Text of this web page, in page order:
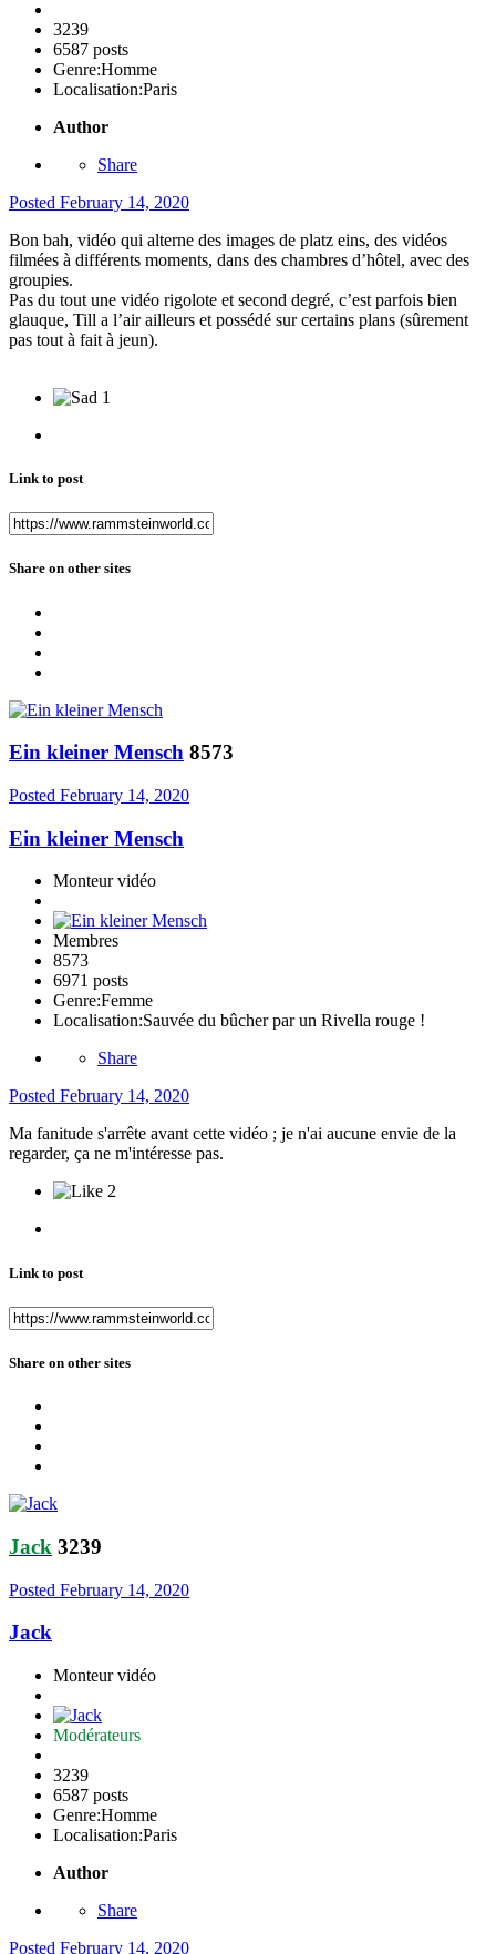
3239
6587 posts
Genre:Homme
Localisation:Paris
Author
Share
Posted February 14, 2020
Bon bah, vidéo qui alterne des images de platz eins, des vidéos
filmées à différents moments, dans des chambres d’hôtel, avec des
groupies.
Pas du tout une vidéo rigolote et second degré, c’est parfois bien
glauque, Till a l’air ailleurs et possédé sur certains plans (sûrement
pas tout à fait à jeun).
1
Link to post
Share on other sites
Ein kleiner Mensch 8573
Posted February 14, 2020
Ein kleiner Mensch
Monteur vidéo
Membres
8573
6971 posts
Genre:Femme
Localisation:Sauvée du bûcher par un Rivella rouge !
Share
Posted February 14, 2020
Ma fanitude s'arrête avant cette vidéo ; je n'ai aucune envie de la
regarder, ça ne m'intéresse pas.
2
Link to post
Share on other sites
Jack 3239
Posted February 14, 2020
Jack
Monteur vidéo
Modérateurs
3239
6587 posts
Genre:Homme
Localisation:Paris
Author
Share
Posted February 14, 2020